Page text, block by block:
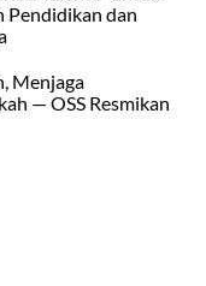
Pendidikan dan
Menjaga
— OSS Resmikan